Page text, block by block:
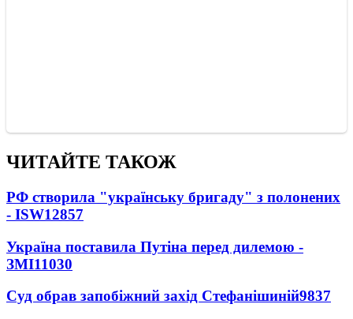
ЧИТАЙТЕ ТАКОЖ
РФ створила "українську бригаду" з полонених
- ISW12857
Україна поставила Путіна перед дилемою -
ЗМІ11030
Суд обрав запобіжний захід Стефанішиній9837